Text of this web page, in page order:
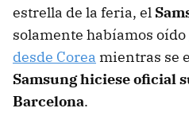
estrella de la feria, el
solamente habíamos oído
desde Corea mientras se
Samsung hiciese oficial
Barcelona.